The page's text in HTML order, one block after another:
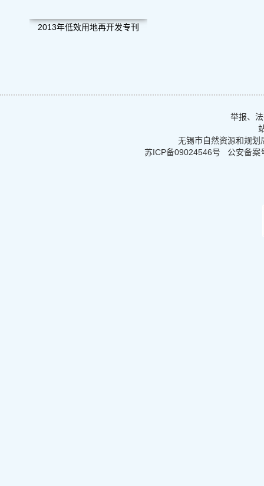
2013年低效用地再开发专刊
举报、
无锡市自然资源和规划
苏ICP备09024546号
公安备案